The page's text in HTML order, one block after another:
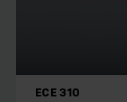
ECE 310